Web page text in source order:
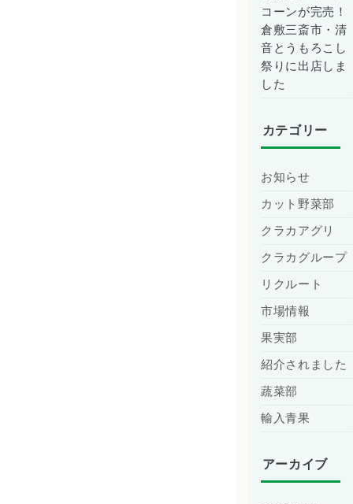
コーンが完売！
倉敷三斎市・清
音とうもろこし
祭りに出店しま
した
カテゴリー
お知らせ
カット野菜部
クラカアグリ
クラカグループ
リクルート
市場情報
果実部
紹介されました
蔬菜部
輸入青果
アーカイブ